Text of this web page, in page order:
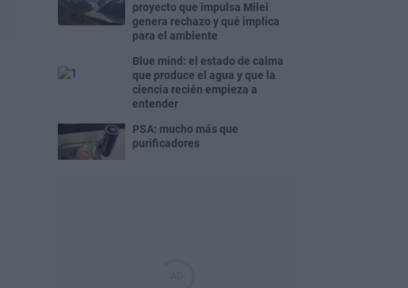
proyecto que impulsa Milei
genera rechazo y qué implica
para el ambiente
Blue mind: el estado de calma
que produce el agua y que la
ciencia recién empieza a
entender
PSA: mucho más que
purificadores